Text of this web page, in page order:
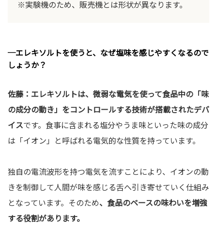
※実験機のため、販売機とは形状が異なります。
─エレキソルトを使うと、なぜ塩味を感じやすくなるので
しょうか？
佐藤：エレキソルトは、微弱な電気を使って食品中の「味
の成分の動き」をコントロールする技術が搭載されたデバ
イスです。食事に含まれる塩分やうま味といった味の成分
は「イオン」と呼ばれる電気的な性質を持っています。
独自の電流波形を持つ電気を流すことにより、イオンの動
きを制御して人間が味を感じる舌へ引き寄せていく仕組み
となっています。そのため、食品のベースの味わいを増強
する役割があります。